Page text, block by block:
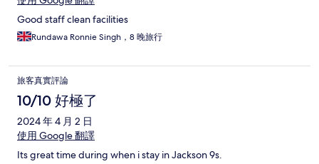
Good staff clean facilities
Rundawa Ronnie Singh，8 晚旅行
旅客真實評論
10/10 好極了
2024 年 4 月 2 日
使用 Google 翻譯
Its great time during when i stay in Jackson 9s.